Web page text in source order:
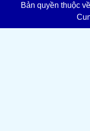
Bản quyền thuộc